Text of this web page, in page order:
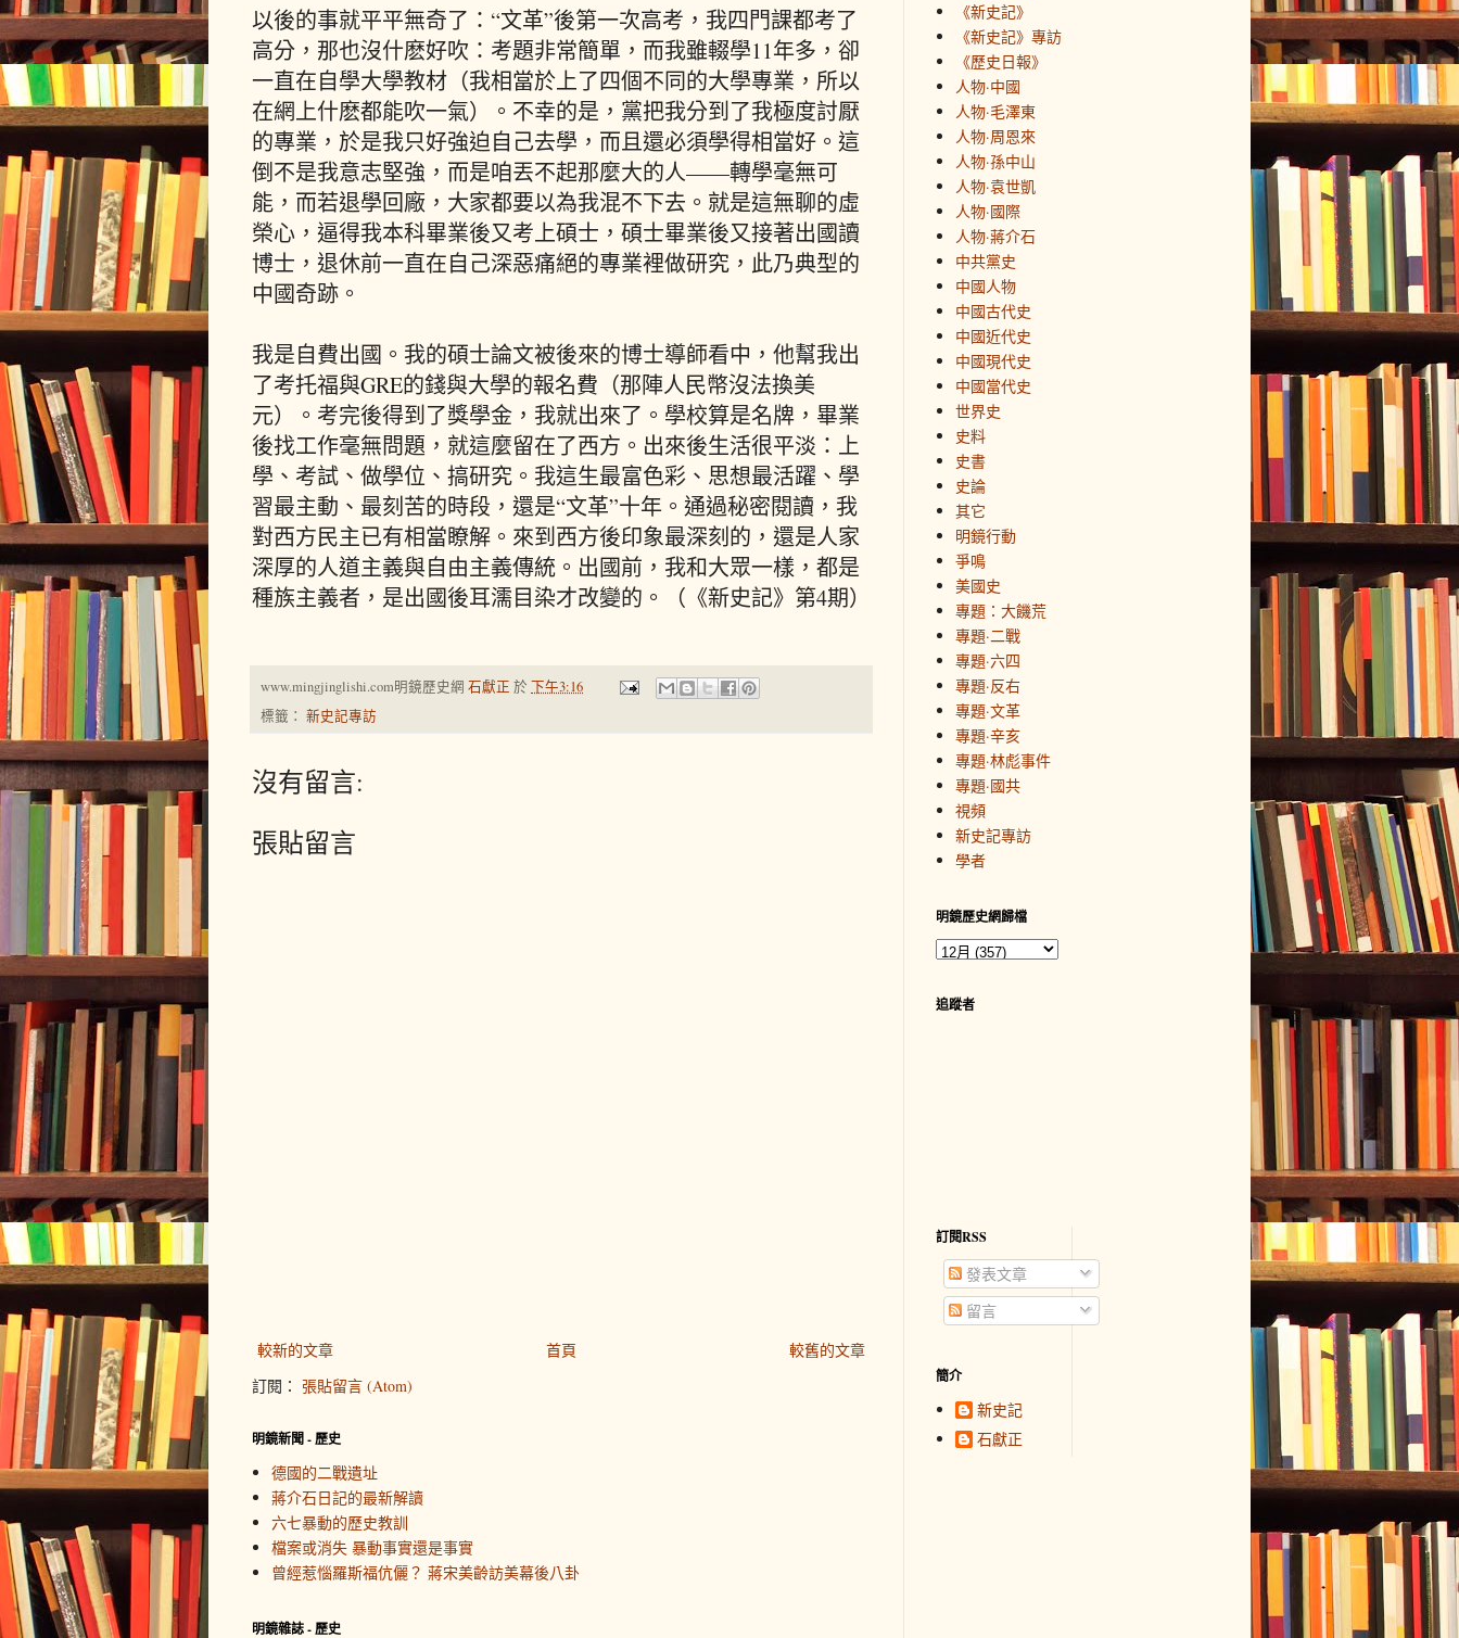
以後的事就平平無奇了：“文革”後第一次高考，我四門課都考了
高分，那也沒什麽好吹：考題非常簡單，而我雖輟學11年多，卻
一直在自學大學教材（我相當於上了四個不同的大學專業，所以
在網上什麽都能吹一氣）。不幸的是，黨把我分到了我極度討厭
的專業，於是我只好強迫自己去學，而且還必須學得相當好。這
倒不是我意志堅強，而是咱丟不起那麼大的人——轉學毫無可
能，而若退學回廠，大家都要以為我混不下去。就是這無聊的虛
榮心，逼得我本科畢業後又考上碩士，碩士畢業後又接著出國讀
博士，退休前一直在自己深惡痛絕的專業裡做研究，此乃典型的
中國奇跡。
我是自費出國。我的碩士論文被後來的博士導師看中，他幫我出
了考托福與GRE的錢與大學的報名費（那陣人民幣沒法換美
元）。考完後得到了獎學金，我就出來了。學校算是名牌，畢業
後找工作毫無問題，就這麼留在了西方。出來後生活很平淡：上
學、考試、做學位、搞研究。我這生最富色彩、思想最活躍、學
習最主動、最刻苦的時段，還是“文革”十年。通過秘密閱讀，我
對西方民主已有相當瞭解。來到西方後印象最深刻的，還是人家
深厚的人道主義與自由主義傳統。出國前，我和大眾一樣，都是
種族主義者，是出國後耳濡目染才改變的。（《新史記》第4期）
www.mingjinglishi.com明鏡歷史網 石獻正 於 下午3:16
標籤： 新史記專訪
沒有留言:
張貼留言
較新的文章 較舊的文章
首頁
訂閱： 張貼留言 (Atom)
明鏡新聞 - 歷史
德國的二戰遺址
蔣介石日記的最新解讀
六七暴動的歷史教訓
檔案或消失 暴動事實還是事實
曾經惹惱羅斯福伉儷？ 蔣宋美齡訪美幕後八卦
明鏡雜誌 - 歷史
《新史記》
《新史記》專訪
《歷史日報》
人物·中國
人物·毛澤東
人物·周恩來
人物·孫中山
人物·袁世凱
人物·國際
人物·蔣介石
中共黨史
中國人物
中國古代史
中國近代史
中國現代史
中國當代史
世界史
史料
史書
史論
其它
明鏡行動
爭鳴
美國史
專題：大饑荒
專題·二戰
專題·六四
專題·反右
專題·文革
專題·辛亥
專題·林彪事件
專題·國共
視頻
新史記專訪
學者
明鏡歷史網歸檔
追蹤者
訂閱RSS
發表文章
留言
簡介
新史記
石獻正